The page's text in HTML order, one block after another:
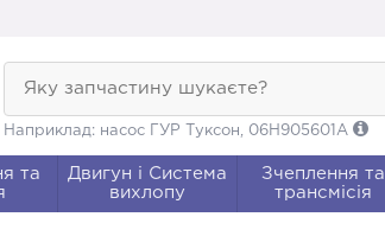
Яку запчастину шукаєте?
Наприклад: насос ГУР Туксон, 06H905601A
та
Двигун і Система
вихлопу
Зчеплення та
трансмісія